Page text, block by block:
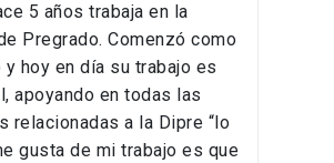
5 años trabaja en la
Pregrado. Comenzó como
hoy en día su trabajo es
apoyando en todas las
relacionadas a la Dipre “lo
gusta de mi trabajo es que